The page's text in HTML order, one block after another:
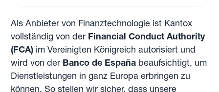
Als Anbieter von Finanztechnologie ist Kantox
vollständig von der Financial Conduct Authority
(FCA) im Vereinigten Königreich autorisiert und
wird von der Banco de España beaufsichtigt, um
Dienstleistungen in ganz Europa erbringen zu
können. So stellen wir sicher, dass unsere